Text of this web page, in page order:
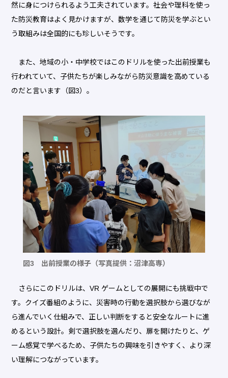
然に身につけられるよう工夫されています。社会や理科を使っ
た防災教育はよく見かけますが、数学を通じて防災を学ぶとい
う取組みは全国的にも珍しいそうです。
また、地域の小・中学校ではこのドリルを使った出前授業も
行われていて、子供たちが楽しみながら防災意識を高めている
のだと言います（図3）。
図3 出前授業の様子（写真提供：沼津高専）
さらにこのドリルは、VR ゲームとしての展開にも挑戦中で
す。クイズ番組のように、災害時の行動を選択肢から選びなが
ら進んでいく仕組みで、正しい判断をすると安全なルートに進
めるという設計。剣で選択肢を選んだり、扉を開けたりと、ゲ
ーム感覚で学べるため、子供たちの興味を引きやすく、より深
い理解につながっています。